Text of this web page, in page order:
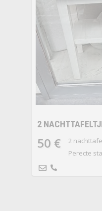
2
50 €
2
Perecte